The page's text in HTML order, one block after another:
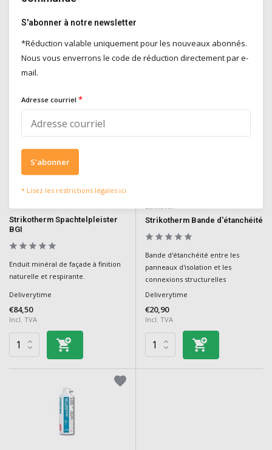
finition finale pour les systèmes
Deliverytime
€89,90
Incl. TVA
Deliverytime
€145,00
Strikolith
Strikotherm Spachtelpleister
BGI
Enduit minéral de façade à finition
naturelle et respirante.
Deliverytime
€84,50
Incl. TVA
Strikotherm Bande d'étanchéité
Bande d'étanchéité entre les
panneaux d'isolation et les
connexions structurelles
Deliverytime
€20,90
Incl. TVA
S'abonner à notre newsletter
*Réduction valable uniquement pour les nouveaux abonnés.
Nous vous enverrons le code de réduction directement par e-
mail.
Adresse courriel *
S'abonner
* Lisez les restrictions légales ici